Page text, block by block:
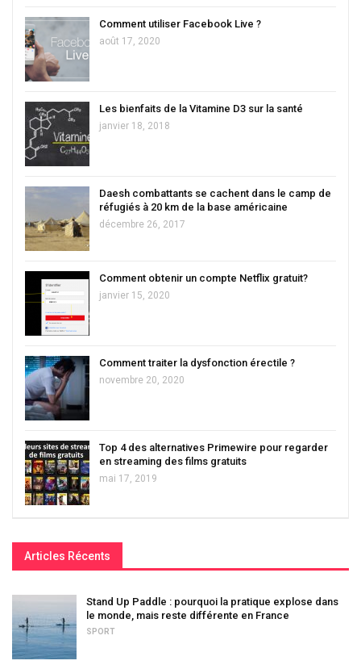
Comment utiliser Facebook Live ?
août 17, 2020
Les bienfaits de la Vitamine D3 sur la santé
janvier 18, 2018
Daesh combattants se cachent dans le camp de
réfugiés à 20 km de la base américaine
décembre 26, 2017
Comment obtenir un compte Netflix gratuit?
janvier 15, 2020
Comment traiter la dysfonction érectile ?
novembre 20, 2020
Top 4 des alternatives Primewire pour regarder
en streaming des films gratuits
mai 17, 2019
Articles Récents
Stand Up Paddle : pourquoi la pratique explose dans
le monde, mais reste différente en France
SPORT